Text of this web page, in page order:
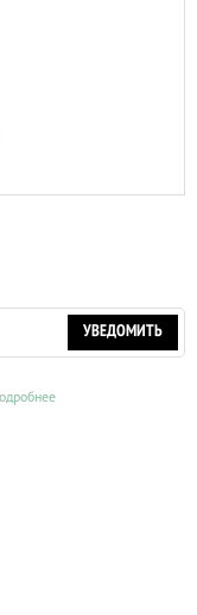
УВЕДОМИТЬ